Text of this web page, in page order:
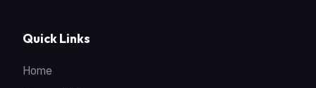
Quick Links
Home